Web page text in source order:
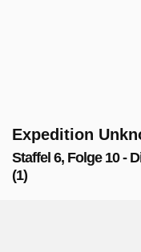
Expedition
Staffel 6, Folge 10 -
(1)